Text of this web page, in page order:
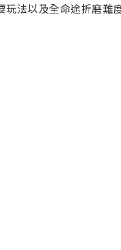
玩法以及全命途折磨難